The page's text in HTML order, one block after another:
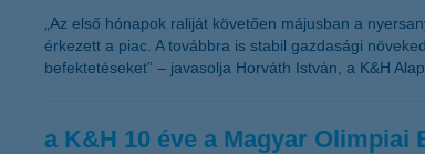
„Az első hónapok raliját követően májusban a
érkezett a piac. A továbbra is stabil gazdasági
befektetéseket” – javasolja Horváth István, a K&H
a K&H 10 éve a Magyar